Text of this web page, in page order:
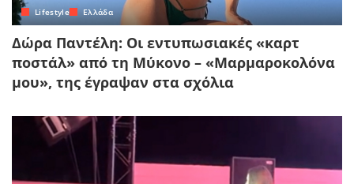
Lifestyle Ελλάδα
Δώρα Παντέλη: Οι εντυπωσιακές «καρτ
ποστάλ» από τη Μύκονο – «Μαρμαροκολόνα
μου», της έγραψαν στα σχόλια